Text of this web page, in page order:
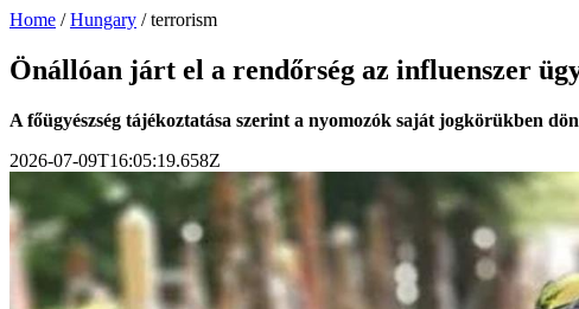
Home /Hungary /terrorism
Önállóan járt el a rendőrség az influenszer
A főügyészség tájékoztatása szerint a nyomozók saját jogkörükben
2026-07-09T16:05:19.658Z